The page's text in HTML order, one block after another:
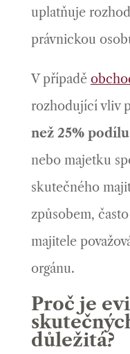
uplatňuje
právnickou
V případě
rozhodující vliv
než 25% podílu
nebo majetku
skutečného
způsobem,
majitele
orgánu.
Proč je
důležitá?